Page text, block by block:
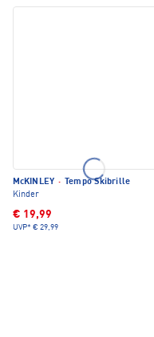
McKINLEY ·
Tempo Skibrille
Kinder
€ 19,99
UVP* € 29,99